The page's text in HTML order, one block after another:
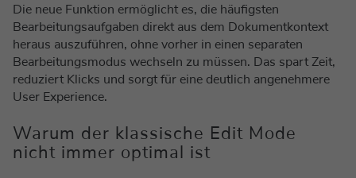
Die neue Funktion ermöglicht es, die häufigsten
Bearbeitungsaufgaben direkt aus dem Dokumentkontext
heraus auszuführen, ohne vorher in einen separaten
Bearbeitungsmodus wechseln zu müssen. Das spart Zeit,
reduziert Klicks und sorgt für eine deutlich angenehmere
User Experience.
Warum der klassische Edit Mode
nicht immer optimal ist